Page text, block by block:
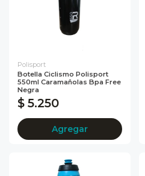
Polisport
Botella Ciclismo Polisport
550ml Caramañolas Bpa Free
Negra
$ 5.250
Agregar